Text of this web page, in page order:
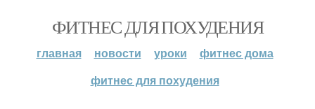
ФИТНЕС ДЛЯ ПОХУДЕНИЯ
главная новости уроки
фитнес дома
фитнес для похудения